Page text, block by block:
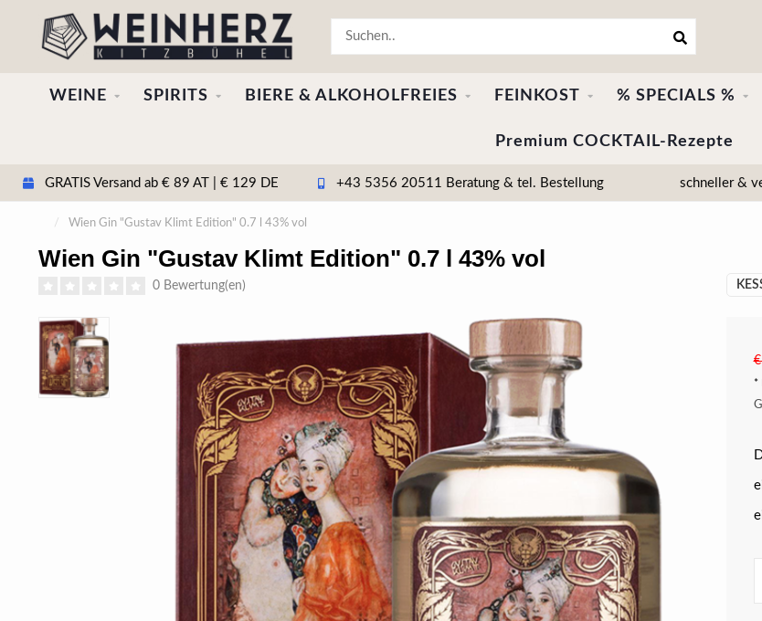
WEINE SPIRITS BIERE & ALKOHOLFREIES FEINKOST % SPECIALS %
Premium COCKTAIL-Rezepte
GRATIS Versand ab € 89 AT | € 129 DE +43 5356 20511 Beratung & tel. Bestellung schneller &
/ Wien Gin "Gustav Klimt Edition" 0.7 l 43% vol
Wien Gin "Gustav Klimt Edition" 0.7 l 43% vol
0 Bewertung(en)
*